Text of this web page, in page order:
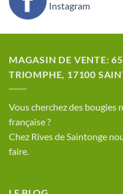
MAGASIN DE VENTE:
TRIOMPHE, 17100
​Vous cherchez des
française ?
Chez Rives de Saintonge
faire.